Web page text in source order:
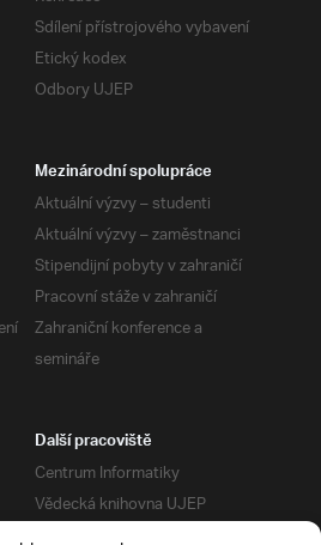
Sdílení přístrojového vybavení
Etický kodex
Odbory UJEP
Mezinárodní spolupráce
Aktuální výzvy – studenti
Aktuální výzvy – zaměstnanci
Stipendijní pobyty v zahraničí
Pracovní stáže v zahraničí
Zahraniční konference a
semináře
Další pracoviště
Centrum Informatiky
Vědecká knihovna UJEP
Správa kolejí a menz